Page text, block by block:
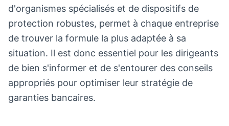
d'organismes spécialisés et de dispositifs de
protection robustes, permet à chaque entreprise
de trouver la formule la plus adaptée à sa
situation. Il est donc essentiel pour les dirigeants
de bien s'informer et de s'entourer des conseils
appropriés pour optimiser leur stratégie de
garanties bancaires.